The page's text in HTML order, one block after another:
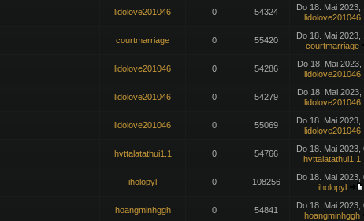
lidolove201046 0 54324
Do 18. Mai 2023,
lidolove201046
courtmarriage 0 55420
Do 18. Mai 2023,
courtmarriage
lidolove201046 0 54286
Do 18. Mai 2023,
lidolove201046
lidolove201046 0 54279
Do 18. Mai 2023,
lidolove201046
lidolove201046 0 55069
Do 18. Mai 2023,
lidolove201046
hvttalatathui1.1 0 54766
Do 18. Mai 2023,
hvttalatathui1.1
iholopyl 0 108256
Do 18. Mai 2023,
iholopyl
hoangminhggh 0 54841
Do 18. Mai 2023,
hoangminhggh